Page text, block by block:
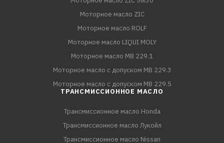
Моторное масло ZIC
Моторное масло ROLF
Моторное масло LIQUI MOLY
Моторное масло MB 229.1
Моторное масло с допуском MB 229.3
Моторное масло с допуском MB 229.5
ТРАНСМИССИОННОЕ МАСЛО
Трансмиссионное масло Honda
Трансмиссионное масло Лукойл
Трансмиссионное масло Nissan